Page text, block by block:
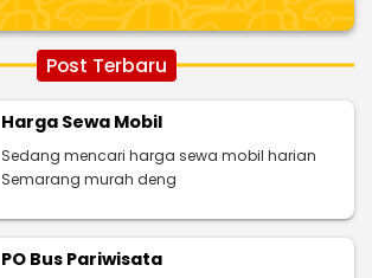
Post Terbaru
Harga Sewa Mobil
Sedang mencari harga sewa mobil harian
Semarang murah deng
PO Bus Pariwisata